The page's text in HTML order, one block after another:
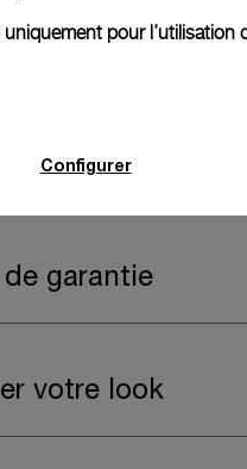
pratique sans
garantie
votre look
pour l’utilisation
Configurer